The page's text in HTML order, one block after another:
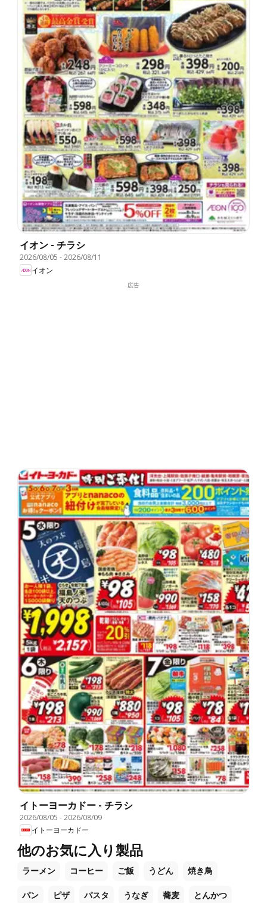
イオン - チラシ
2026/08/05 -2026/08/11
イオン
広告
イトーヨーカドー - チラシ
2026/08/05 -2026/08/09
イトーヨーカドー
他のお気に入り製品
ラーメン コーヒー ご飯 うどん 焼き鳥
パン ピザ パスタ うなぎ 蕎麦 とんかつ